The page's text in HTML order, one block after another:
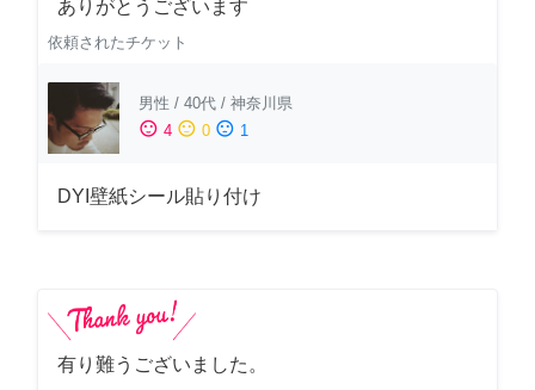
ありがとうございます
依頼されたチケット
男性 / 40代 / 神奈川県
sentiment_satisfied 4 sentiment_neutral 0 sentiment_dissatisfied 1
DYI壁紙シール貼り付け
有り難うございました。